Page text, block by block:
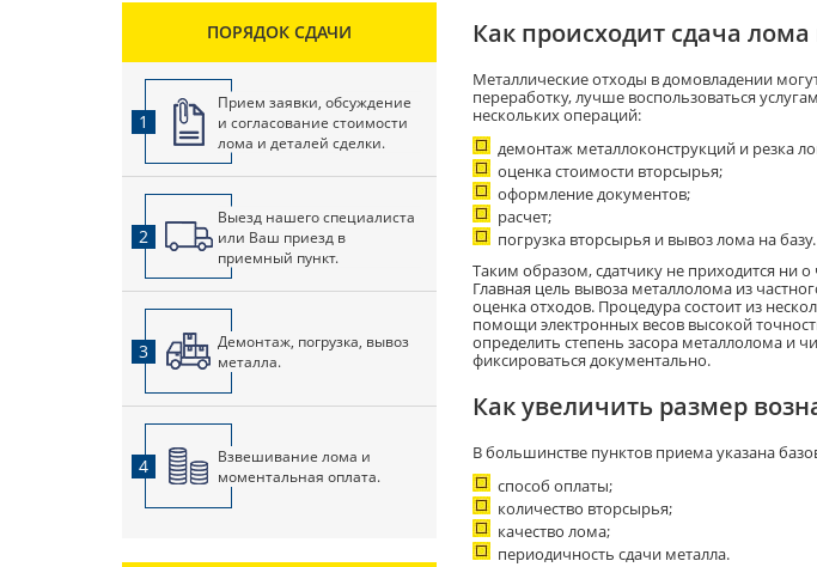
Как происходит сдача
Металлические отходы в домовладении
переработку, лучше воспользоваться
нескольких операций:
демонтаж металлоконструкций и резка
оценка стоимости вторсырья;
оформление документов;
расчет;
погрузка вторсырья и вывоз лома на базу.
Таким образом, сдатчику не приходится ни
Главная цель вывоза металлолома из
оценка отходов. Процедура состоит из
помощи электронных весов высокой
определить степень засора металлолома и
фиксироваться документально.
Как увеличить размер
В большинстве пунктов приема указана
способ оплаты;
количество вторсырья;
качество лома;
периодичность сдачи металла.
ПОРЯДОК СДАЧИ
1
Прием заявки, обсуждение
и согласование стоимости
лома и деталей сделки.
2
Выезд нашего специалиста
или Ваш приезд в
приемный пункт.
3
Демонтаж, погрузка, вывоз
металла.
4
Взвешивание лома и
моментальная оплата.